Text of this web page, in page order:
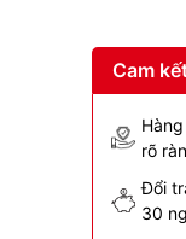
Cam
rõ
Đổi
30